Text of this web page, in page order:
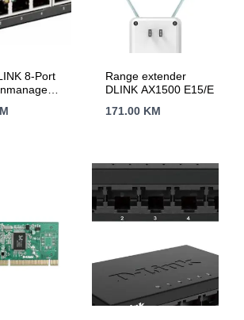
8-Port
Range extender
DLINK AX1500 E15/E
171.00 KM